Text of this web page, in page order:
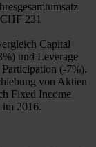
231
Capital
und Leverage
(-7%).
von Aktien
Fixed Income
im 2016.